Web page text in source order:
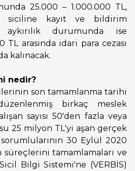
25.000 – 1.000.000 TL,
siciline kayıt ve bildirim
durumunda ise
TL arasında idari para cezası
kalınacak.
nedir?
son tamamlanma tarihi
birkaç meslek
sayısı 50'den fazla veya
25 milyon TL'yi aşan gerçek
30 Eylül 2020
süreçlerini tamamlamaları ve
Bilgi Sistemi'ne (VERBİS)